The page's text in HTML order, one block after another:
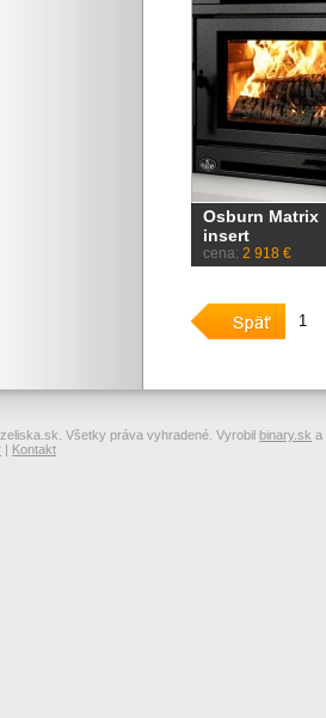
Osburn Matrix
insert
cena: 2 918 €
1
Všetky práva vyhradené. Vyrobil binary.sk a
| Kontakt